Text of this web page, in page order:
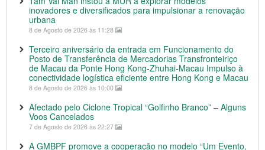
inovadores e diversificados para impulsionar a renovação
urbana
8 de Agosto de 2026 às 11:28
Terceiro aniversário da entrada em Funcionamento do
Posto de Transferência de Mercadorias Transfronteiriço
de Macau da Ponte Hong Kong-Zhuhai-Macau Impulso à
conectividade logística eficiente entre Hong Kong e Macau
8 de Agosto de 2026 às 10:00
Afectado pelo Ciclone Tropical “Golfinho Branco” – Alguns
Voos Cancelados
7 de Agosto de 2026 às 22:27
A GMBPF promove a cooperação no modelo “Um Evento,